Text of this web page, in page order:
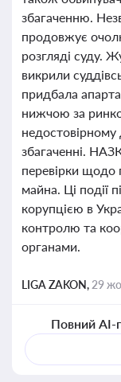
збагаченню.
продовжує
розгляді суду.
викрили
придбала
нижчою за
недостовірному
збагаченні.
перевірки щодо
майна. Ці події
корупцією в
контролю та
органами.
LIGA ZAKON, 29
Повний AI-